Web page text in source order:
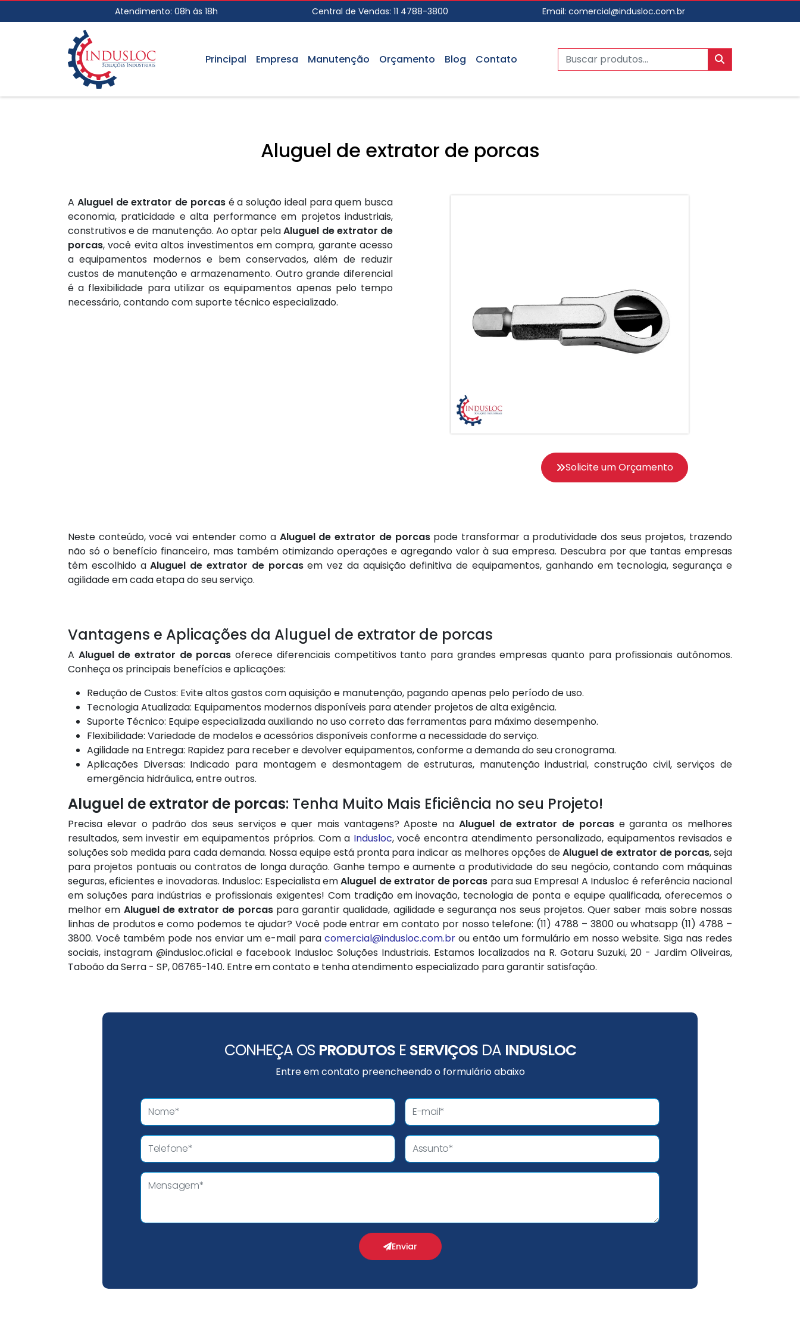
Atendimento: 08h às 18h Central de Vendas: 11 4788-3800 Email: comercial@indusloc.com.br
Principal Empresa Manutenção Orçamento Blog Contato
Aluguel de extrator de porcas
A Aluguel de extrator de porcasé a solução ideal para quem busca
economia, praticidade e alta performance em projetos industriais,
construtivos e de manutenção. Ao optar pelaAluguel de extrator de
porcas, você evita altos investimentos em compra, garante acesso
a equipamentos modernos e bem conservados, além de reduzir
custos de manutenção e armazenamento. Outro grande diferencial
é a flexibilidade para utilizar os equipamentos apenas pelo tempo
necessário, contando com suporte técnico especializado.
Solicite um Orçamento
Neste conteúdo, você vai entender como a Aluguel de extrator de porcaspode transformar a produtividade dos seus projetos, trazendo
não só o benefício financeiro, mas também otimizando operações e agregando valor à sua empresa. Descubra por que tantas empresas
têm escolhido aAluguel de extrator de porcasem vez da aquisição definitiva de equipamentos, ganhando em tecnologia, segurança e
agilidade em cada etapa do seu serviço.
Vantagens e Aplicações da Aluguel de extrator de porcas
A Aluguel de extrator de porcas oferece diferenciais competitivos tanto para grandes empresas quanto para profissionais autônomos.
Conheça os principais benefícios e aplicações:
Redução de Custos: Evite altos gastos com aquisição e manutenção, pagando apenas pelo período de uso.
Tecnologia Atualizada: Equipamentos modernos disponíveis para atender projetos de alta exigência.
Suporte Técnico: Equipe especializada auxiliando no uso correto das ferramentas para máximo desempenho.
Flexibilidade: Variedade de modelos e acessórios disponíveis conforme a necessidade do serviço.
Agilidade na Entrega: Rapidez para receber e devolver equipamentos, conforme a demanda do seu cronograma.
Aplicações Diversas: Indicado para montagem e desmontagem de estruturas, manutenção industrial, construção civil, serviços de
emergência hidráulica, entre outros.
Aluguel de extrator de porcas: Tenha Muito Mais Eficiência no seu Projeto!
Precisa elevar o padrão dos seus serviços e quer mais vantagens? Aposte na Aluguel de extrator de porcase garanta os melhores
resultados, sem investir em equipamentos próprios. Com a Indusloc, você encontra atendimento personalizado, equipamentos revisados e
soluções sob medida para cada demanda. Nossa equipe está pronta para indicar as melhores opções deAluguel de extrator de porcas, seja
para projetos pontuais ou contratos de longa duração. Ganhe tempo e aumente a produtividade do seu negócio, contando com máquinas
seguras, eficientes e inovadoras. Indusloc: Especialista emAluguel de extrator de porcas para sua Empresa! A Indusloc é referência nacional
em soluções para indústrias e profissionais exigentes! Com tradição em inovação, tecnologia de ponta e equipe qualificada, oferecemos o
melhor em Aluguel de extrator de porcaspara garantir qualidade, agilidade e segurança nos seus projetos. Quer saber mais sobre nossas
linhas de produtos e como podemos te ajudar? Você pode entrar em contato por nosso telefone: (11) 4788 – 3800 ou whatsapp (11) 4788 –
3800. Você também pode nos enviar um e-mail para comercial@indusloc.com.br ou então um formulário em nosso website. Siga nas redes
sociais, instagram @indusloc.oficial e facebook Indusloc Soluções Industriais. Estamos localizados na R. Gotaru Suzuki, 20 - Jardim Oliveiras,
Taboão da Serra - SP, 06765-140. Entre em contato e tenha atendimento especializado para garantir satisfação.
CONHEÇA OS PRODUTOSE SERVIÇOSDA INDUSLOC
Entre em contato preencheendo o formulário abaixo
Enviar